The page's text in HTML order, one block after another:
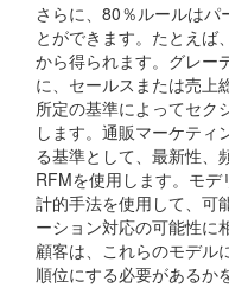
さらに、80％ルールはパ
とができます。たとえば
から得られます。グレー
に、セールスまたは売上
所定の基準によってセク
します。通販マーケティ
る基準として、最新性、
RFMを使用します。モ
計的手法を使用して、可
ーション対応の可能性に
顧客は、これらのモデル
順位にする必要があるか